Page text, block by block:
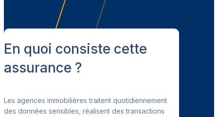
En quoi consiste cette
assurance ?
Les agences immobilières traitent quotidiennement
des données sensibles, réalisent des transactions